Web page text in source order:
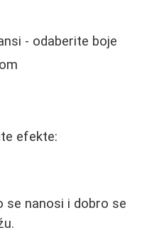
- odaberite boje
efekte:
se nanosi i dobro se